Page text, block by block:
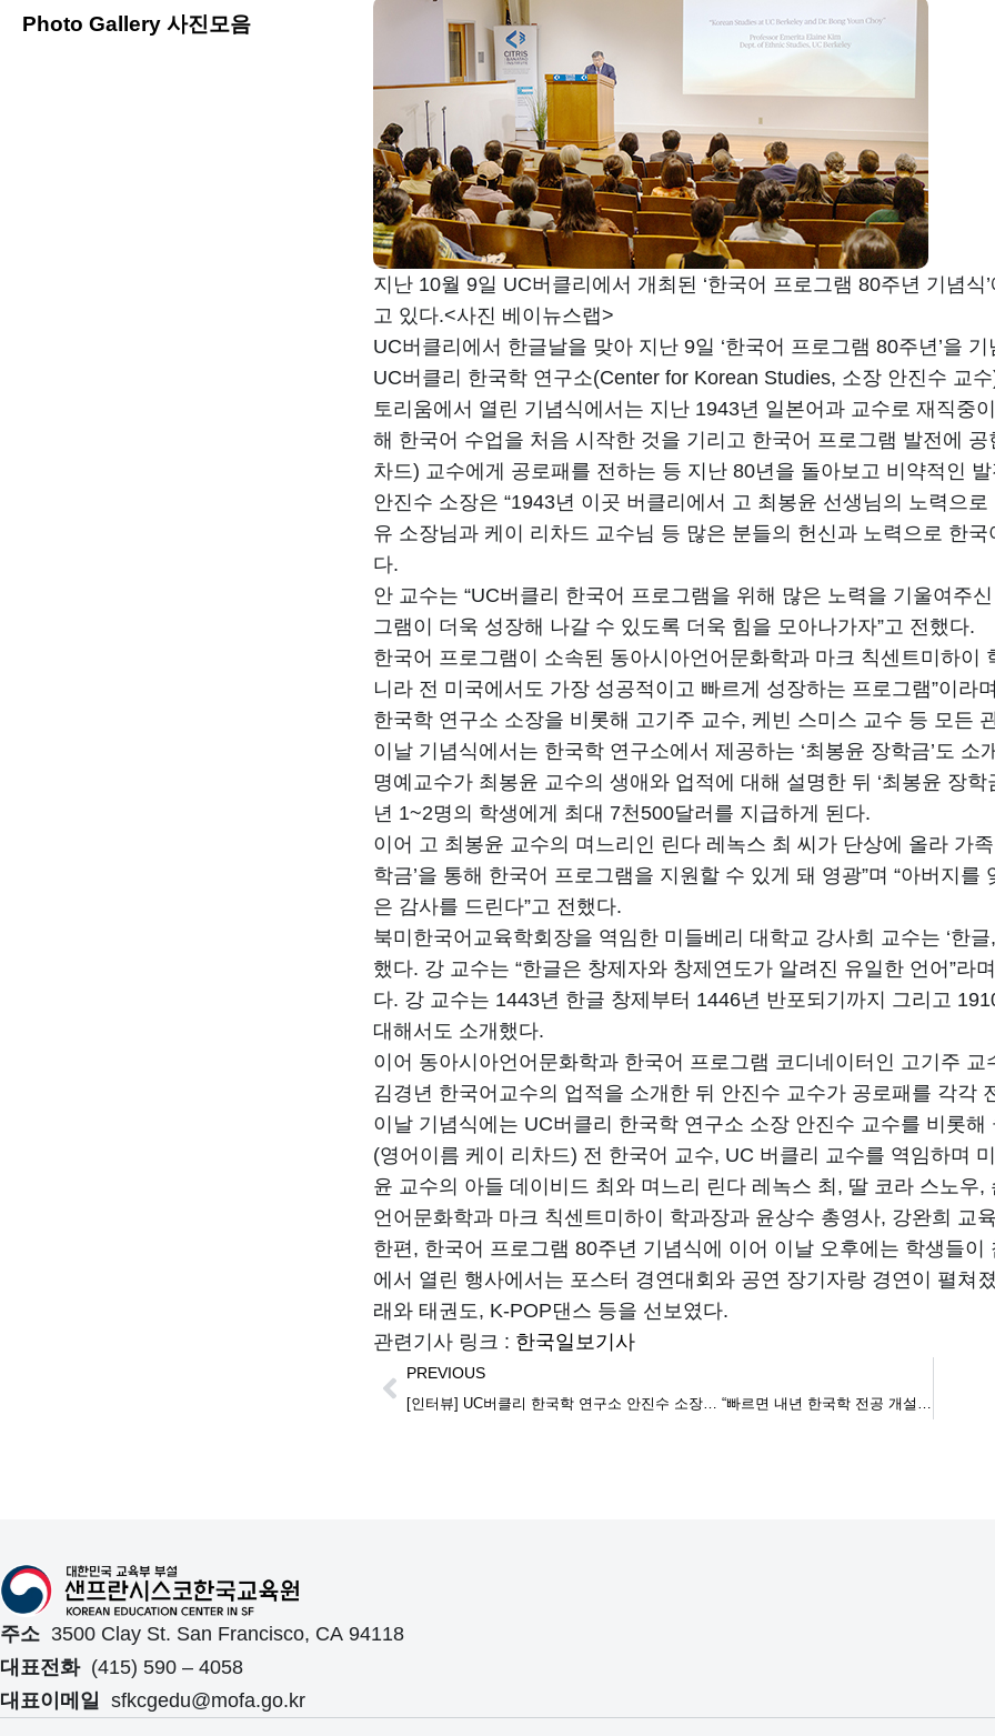
Photo Gallery 사진모음
지난 10월 9일 UC버클리에서 개최된 ‘한국어 프로그램 80주년 기념
고 있다.<사진 베이뉴스랩>
UC버클리에서 한글날을 맞아 지난 9일 ‘한국어 프로그램 80주년’을
UC버클리 한국학 연구소(Center for Korean Studies, 소장 안진수 교
토리움에서 열린 기념식에서는 지난 1943년 일본어과 교수로 재직중
해 한국어 수업을 처음 시작한 것을 기리고 한국어 프로그램 발전에
차드) 교수에게 공로패를 전하는 등 지난 80년을 돌아보고 비약적인
안진수 소장은 “1943년 이곳 버클리에서 고 최봉윤 선생님의 노력으
유 소장님과 케이 리차드 교수님 등 많은 분들의 헌신과 노력으로 한
다.
안 교수는 “UC버클리 한국어 프로그램을 위해 많은 노력을 기울여주
그램이 더욱 성장해 나갈 수 있도록 더욱 힘을 모아나가자”고 전했다.
한국어 프로그램이 소속된 동아시아언어문화학과 마크 칙센트미하이
니라 전 미국에서도 가장 성공적이고 빠르게 성장하는 프로그램”이라
한국학 연구소 소장을 비롯해 고기주 교수, 케빈 스미스 교수 등 모든
이날 기념식에서는 한국학 연구소에서 제공하는 ‘최봉윤 장학금’도
명예교수가 최봉윤 교수의 생애와 업적에 대해 설명한 뒤 ‘최봉윤 장
년 1~2명의 학생에게 최대 7천500달러를 지급하게 된다.
이어 고 최봉윤 교수의 며느리인 린다 레녹스 최 씨가 단상에 올라 가
학금’을 통해 한국어 프로그램을 지원할 수 있게 돼 영광”며 “아버지
은 감사를 드린다”고 전했다.
북미한국어교육학회장을 역임한 미들베리 대학교 강사희 교수는 ‘한
했다. 강 교수는 “한글은 창제자와 창제연도가 알려진 유일한 언어”라
다. 강 교수는 1443년 한글 창제부터 1446년 반포되기까지 그리고
대해서도 소개했다.
이어 동아시아언어문화학과 한국어 프로그램 코디네이터인 고기주
김경년 한국어교수의 업적을 소개한 뒤 안진수 교수가 공로패를 각각
이날 기념식에는 UC버클리 한국학 연구소 소장 안진수 교수를 비롯
(영어이름 케이 리차드) 전 한국어 교수, UC 버클리 교수를 역임하며
윤 교수의 아들 데이비드 최와 며느리 린다 레녹스 최, 딸 코라 스노
언어문화학과 마크 칙센트미하이 학과장과 윤상수 총영사, 강완희 교
한편, 한국어 프로그램 80주년 기념식에 이어 이날 오후에는 학생들이
에서 열린 행사에서는 포스터 경연대회와 공연 장기자랑 경연이 펼쳐
래와 태권도, K-POP댄스 등을 선보였다.
관련기사 링크 : 한국일보기사
PREVIOUS
[인터뷰] UC버클리 한국학 연구소 안진수 소장… “빠르면 내년 한국학 전공 개설된다”
주소 3500 Clay St. San Francisco, CA 94118
대표전화(415) 590 – 4058
대표이메일
sfkcgedu@mofa.go.kr